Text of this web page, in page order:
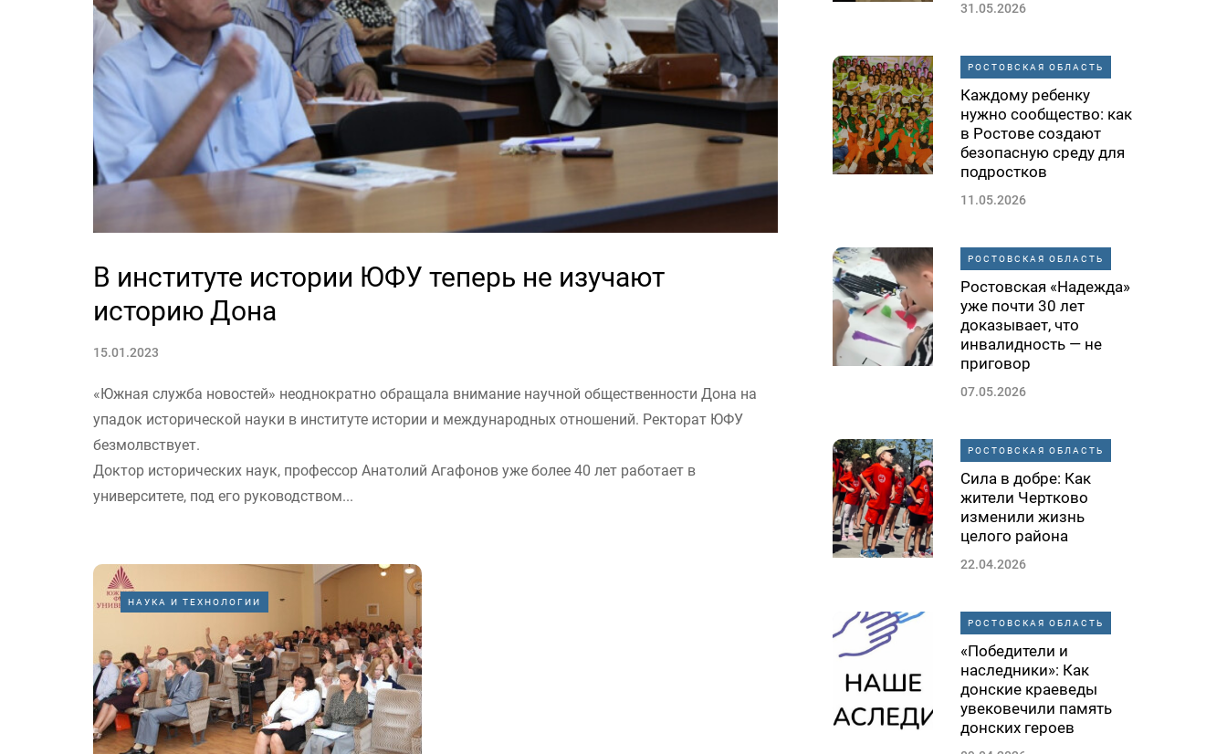
В институте истории ЮФУ теперь не изучают
историю Дона
15.01.2023
«Южная служба новостей» неоднократно обращала внимание научной общественности Дона на
упадок исторической науки в институте истории и международных отношений. Ректорат ЮФУ
безмолвствует.
Доктор исторических наук, профессор Анатолий Агафонов уже более 40 лет работает в
университете, под его руководством...
НАУКА И ТЕХНОЛОГИИ
31.05.2026
РОСТОВСКАЯ ОБЛАСТЬ
Каждому ребенку
нужно сообщество: как
в Ростове создают
безопасную среду для
подростков
11.05.2026
РОСТОВСКАЯ ОБЛАСТЬ
Ростовская «Надежда»
уже почти 30 лет
доказывает, что
инвалидность — не
приговор
07.05.2026
РОСТОВСКАЯ ОБЛАСТЬ
Сила в добре: Как
жители Чертково
изменили жизнь
целого района
22.04.2026
РОСТОВСКАЯ ОБЛАСТЬ
«Победители и
наследники»: Как
донские краеведы
увековечили память
донских героев